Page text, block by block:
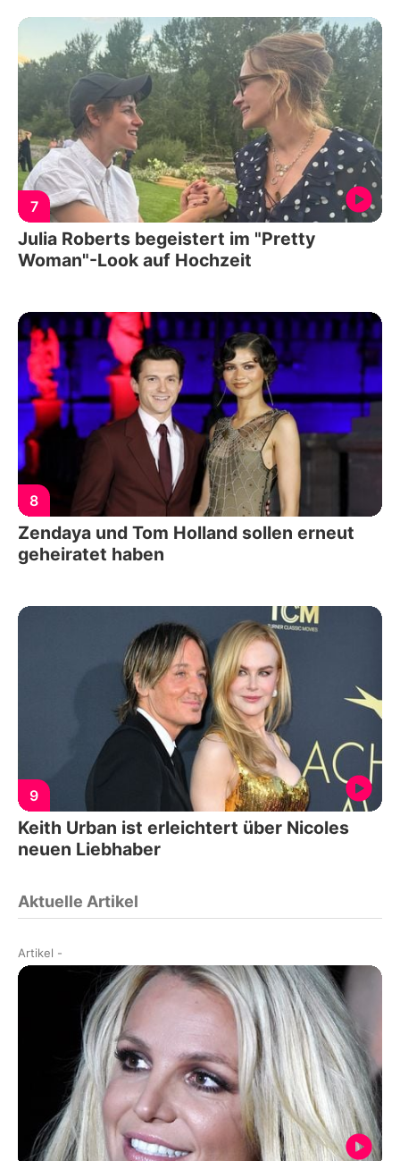
7
Julia Roberts begeistert im "Pretty
Woman"-Look auf Hochzeit
8
Zendaya und Tom Holland sollen erneut
geheiratet haben
9
Keith Urban ist erleichtert über Nicoles
neuen Liebhaber
Aktuelle Artikel
Artikel -